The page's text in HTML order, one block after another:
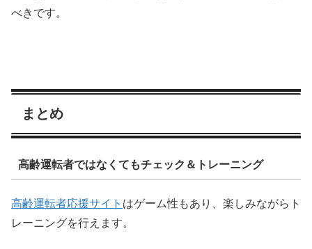
べきです。
まとめ
高齢運転者ではなくてもチェック＆トレーニング
高齢運転者応援サイト はゲーム性もあり、楽しみながらト
レーニングを行えます。